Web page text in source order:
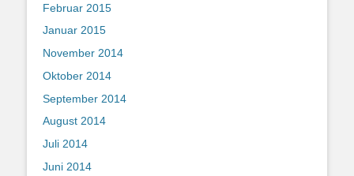
Februar 2015
Januar 2015
November 2014
Oktober 2014
September 2014
August 2014
Juli 2014
Juni 2014